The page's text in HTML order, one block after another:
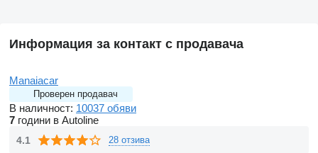
Информация за контакт с продавача
Manaiacar
Проверен продавач
В наличност: 10037 обяви
7 години в Autoline
4.1 28 отзива